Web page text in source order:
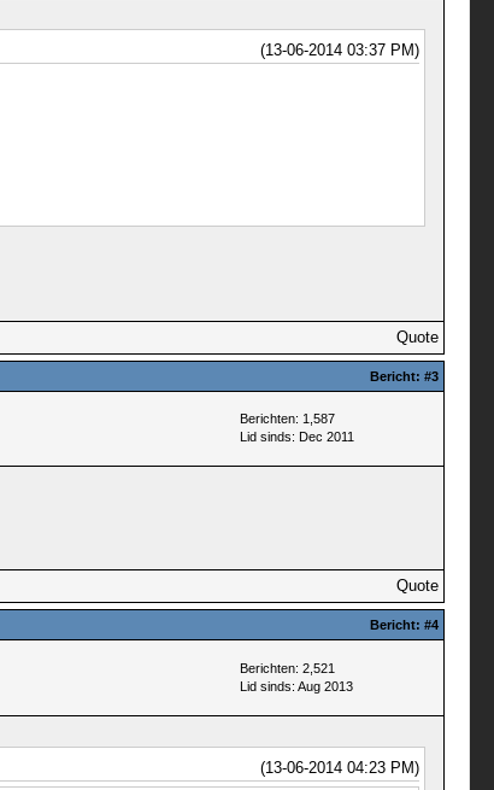
(13-06-2014 03:37 PM)
Quote
Bericht: #3
Berichten: 1,587
Lid sinds: Dec 2011
Quote
Bericht: #4
Berichten: 2,521
Lid sinds: Aug 2013
(13-06-2014 04:23 PM)